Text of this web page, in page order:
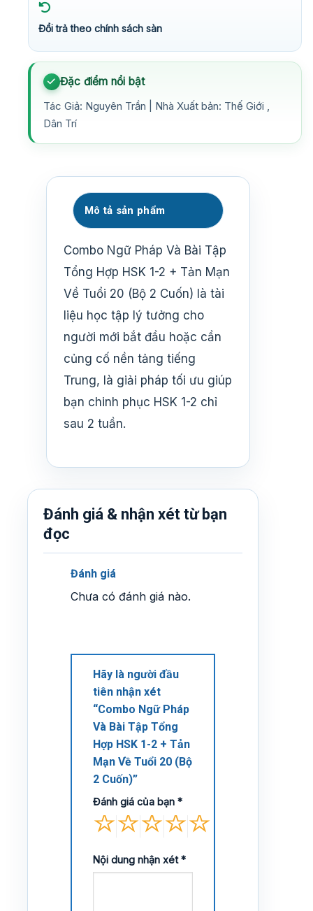
Đổi trả theo chính sách sàn
Đặc điểm nổi bật
Tác Giả: Nguyên Trần | Nhà Xuất bản: Thế Giới ,
Dân Trí
Mô tả sản phẩm
Combo Ngữ Pháp Và Bài Tập
Tổng Hợp HSK 1-2 + Tản Mạn
Về Tuổi 20 (Bộ 2 Cuốn) là tài
liệu học tập lý tưởng cho
người mới bắt đầu hoặc cần
củng cố nền tảng tiếng
Trung, là giải pháp tối ưu giúp
bạn chinh phục HSK 1-2 chỉ
sau 2 tuần.
Đánh giá & nhận xét từ bạn
đọc
Đánh giá
Chưa có đánh giá nào.
Hãy là người đầu
tiên nhận xét
“Combo Ngữ Pháp
Và Bài Tập Tổng
Hợp HSK 1-2 + Tản
Mạn Về Tuổi 20 (Bộ
2 Cuốn)”
Đánh giá của bạn *
Nội dung nhận xét*